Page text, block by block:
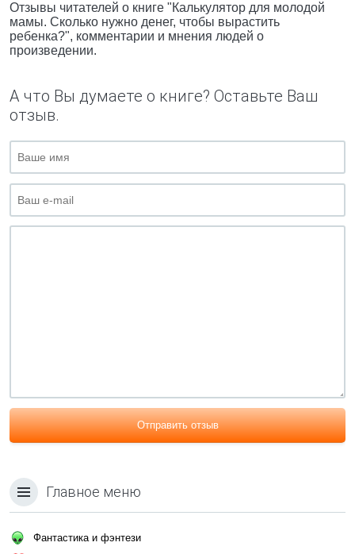
Отзывы читателей о книге "Калькулятор для молодой
мамы. Сколько нужно денег, чтобы вырастить
ребенка?", комментарии и мнения людей о
произведении.
А что Вы думаете о книге? Оставьте Ваш
отзыв.
Отправить отзыв
Главное меню
Фантастика и фэнтези